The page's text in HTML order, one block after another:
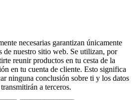
necesarias garantizan únicamente
de nuestro sitio web. Se utilizan, por
reunir productos en tu cesta de la
en tu cuenta de cliente. Esto significa
ninguna conclusión sobre ti y los datos
a terceros.